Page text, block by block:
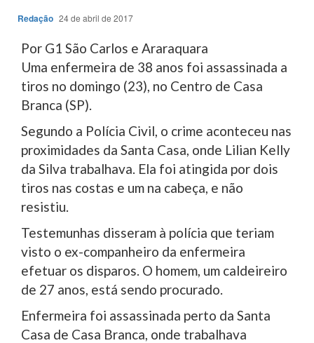
Redação 24 de abril de 2017
Por G1 São Carlos e Araraquara
Uma enfermeira de 38 anos foi assassinada a
tiros no domingo (23), no Centro de Casa
Branca (SP).
Segundo a Polícia Civil, o crime aconteceu nas
proximidades da Santa Casa, onde Lilian Kelly
da Silva trabalhava. Ela foi atingida por dois
tiros nas costas e um na cabeça, e não
resistiu.
Testemunhas disseram à polícia que teriam
visto o ex-companheiro da enfermeira
efetuar os disparos. O homem, um caldeireiro
de 27 anos, está sendo procurado.
Enfermeira foi assassinada perto da Santa
Casa de Casa Branca, onde trabalhava